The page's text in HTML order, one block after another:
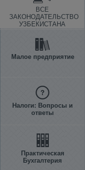
ВСЕ
ЗАКОНОДАТЕЛЬСТВО
УЗБЕКИСТАНА
Малое предприятие
Налоги: Вопросы и
ответы
Практическая
Бухгалтерия